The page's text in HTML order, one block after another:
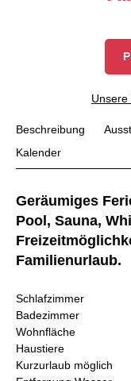
Unsere
Beschreibung
Kalender
Geräumiges
Pool, Sauna,
Familienurlaub.
Schlafzimmer
Badezimmer
Wohnfläche
Haustiere
Kurzurlaub möglich